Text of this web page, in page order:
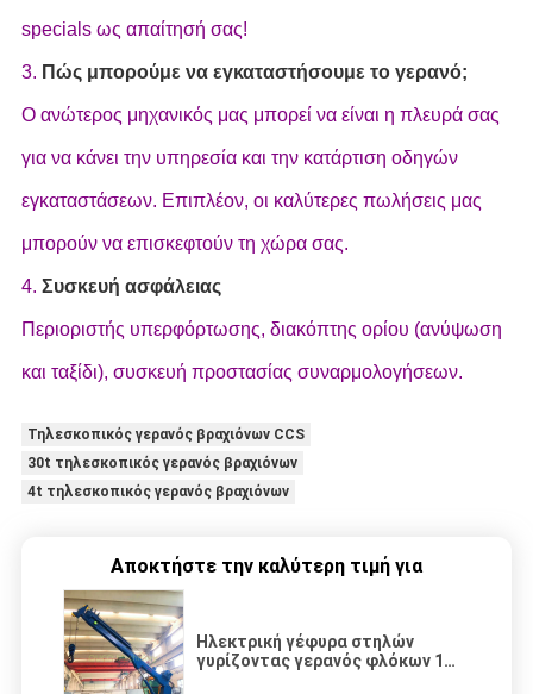
specials ως απαίτησή σας!
3. Πώς μπορούμε να εγκαταστήσουμε το γερανό;
Ο ανώτερος μηχανικός μας μπορεί να είναι η πλευρά σας
για να κάνει την υπηρεσία και την κατάρτιση οδηγών
εγκαταστάσεων. Επιπλέον, οι καλύτερες πωλήσεις μας
μπορούν να επισκεφτούν τη χώρα σας.
4. Συσκευή ασφάλειας
Περιοριστής υπερφόρτωσης, διακόπτης ορίου (ανύψωση
και ταξίδι), συσκευή προστασίας συναρμολογήσεων.
Τηλεσκοπικός γερανός βραχιόνων CCS
30t τηλεσκοπικός γερανός βραχιόνων
4t τηλεσκοπικός γερανός βραχιόνων
Αποκτήστε την καλύτερη τιμή για
Ηλεκτρική γέφυρα στηλών
γυρίζοντας γερανός φλόκων 1